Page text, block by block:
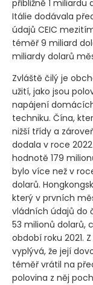
přibližně 1
Itálie dodávala
údajů CEIC
téměř 9 miliard
miliardy dolarů
Zvláště čilý je
užití, jako jsou
napájení
techniku. Čína,
nižší třídy a
dodala v roce
hodnotě 179
bylo více než v
dolarů.
který v prvních
vládních údajů do
53 milionů dolarů,
období roku 2021.
vyplývá, že její
téměř vrátil na
polovina z něj